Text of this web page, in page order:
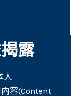
露
人
容(Content